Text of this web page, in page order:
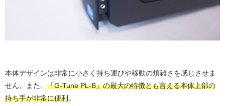
本体デザインは非常に小さく持ち運びや移動の煩雑さを感じさせま
せん。また、 「G-Tune PL-B」の最大の特徴とも言える本体上部の
持ち手が非常に便利